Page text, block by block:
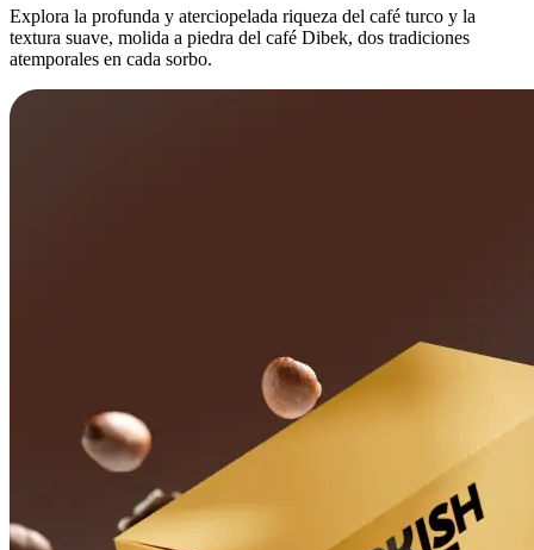
Explora la profunda y aterciopelada riqueza del café turco y la
textura suave, molida a piedra del café Dibek, dos tradiciones
atemporales en cada sorbo.